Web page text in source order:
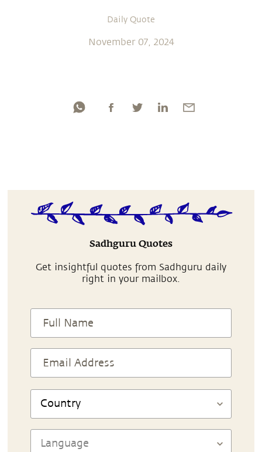
Daily Quote
November 07, 2024
Sadhguru Quotes
Get insightful quotes from Sadhguru daily
right in your mailbox.